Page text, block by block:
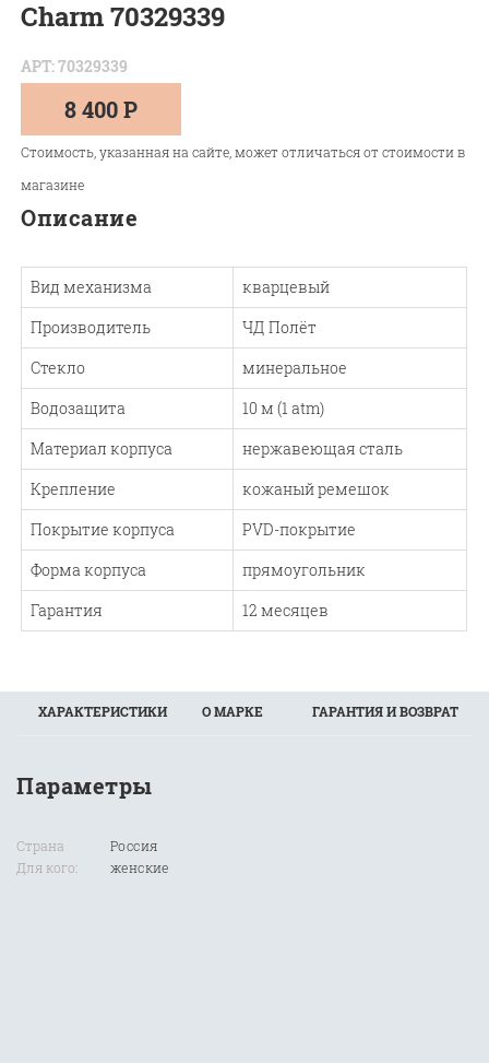
Charm 70329339
АРТ: 70329339
8 400 Р
Стоимость, указанная на сайте, может отличаться от стоимости в
магазине
Описание
Вид механизма
кварцевый
Производитель
ЧД Полёт
Стекло
минеральное
Водозащита
10 м (1 atm)
Материал корпуса
нержавеющая сталь
Крепление
кожаный ремешок
Покрытие корпуса
PVD-покрытие
Форма корпуса
прямоугольник
Гарантия
12 месяцев
ХАРАКТЕРИСТИКИ О МАРКЕ ГАРАНТИЯ И ВОЗВРАТ
Параметры
Страна
Для кого:
Россия
женские